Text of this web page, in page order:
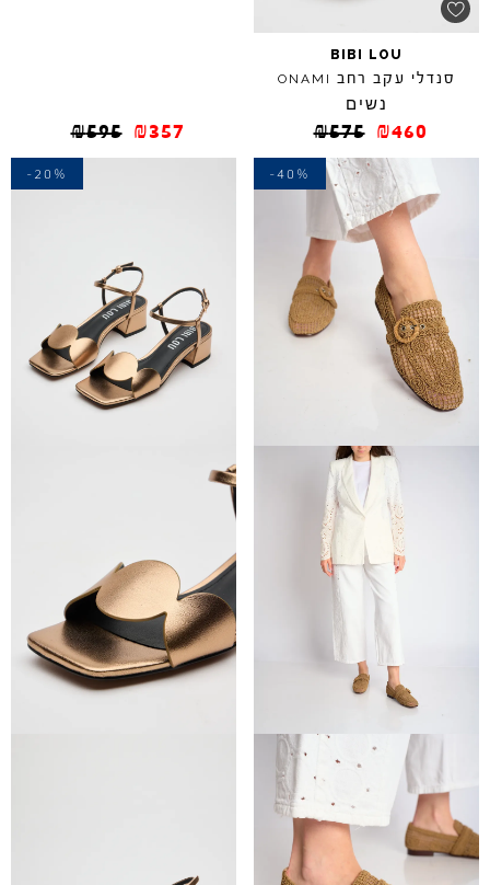
BIBI LOU
סנדלי עקב רחב ONAMI
נשים
₪575 ₪460
₪595 ₪357
-40%
-20%